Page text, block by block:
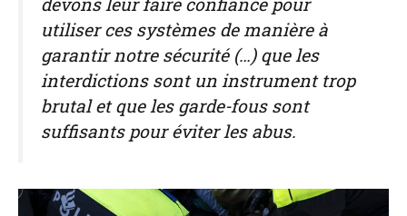
utiliser ces systèmes de manière à
garantir notre sécurité (…) que les
interdictions sont un instrument trop
brutal et que les garde-fous sont
suffisants pour éviter les abus.